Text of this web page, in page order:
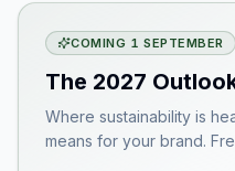
COMING 1 SEPTEMBER
The 2027
Where sustainability is
means for your brand.